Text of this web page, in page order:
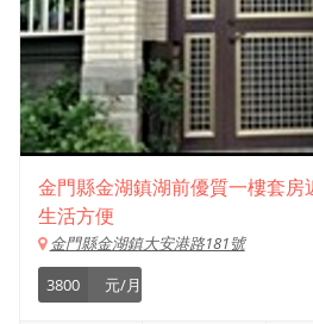
金門縣金湖鎮湖前優質一樓套房
生活方便
金門縣金湖鎮大安港路181號
3800
元/月